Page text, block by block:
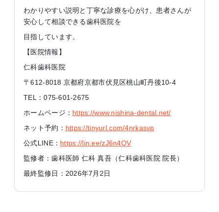
わかりやすい説明と丁寧な診療を心がけ、患者さんが
安心して相談できる歯科医院を
目指しています。
【医院情報】
仁科歯科医院
〒612-8018 京都府京都市伏見区桃山町丹後10-4
TEL：075-601-2675
ホームページ： https://www.nishina-dental.net/
ネット予約： https://tinyurl.com/4nrkasvp
公式LINE： https://lin.ee/zJ6n4QV
監修者：歯科医師 仁科 真吾（仁科歯科医院 院長）
最終監修日：2026年7月2日